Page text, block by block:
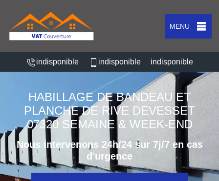
MENU
indisponible indisponible indisponible
HABILLAGE DE BANDEAU ET
PLANCHE DE RIVE DEVESSET
07320 SEMAINE & WEEK-END
Nous intervenons 24h/24 sur 7j/7 en cas
d'urgence